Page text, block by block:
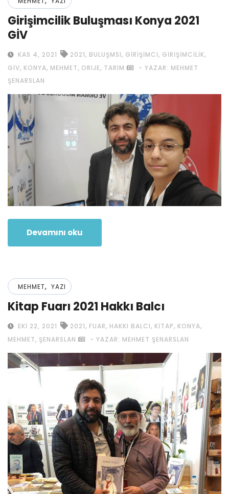
Girişimcilik Buluşması Konya 2021
GİV
KAS 4, 2021 2021, BULUŞMSI, GIRIŞIMCI, GIRIŞIMCILIK,
GIV, KONYA, MEHMET, ORIJE, TARIM
- YAZAR: MEHMET
ŞENARSLAN
Devamını oku
MEHMET, YAZI
Kitap Fuarı 2021 Hakkı Balcı
EKI 22, 2021 2021, FUAR, HAKKI BALCI, KITAP, KONYA,
MEHMET, ŞENARSLAN - YAZAR: MEHMET ŞENARSLAN